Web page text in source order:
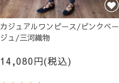
カジュアルワンピース/ピンクベー
ジュ/三河織物
14,080円(税込)